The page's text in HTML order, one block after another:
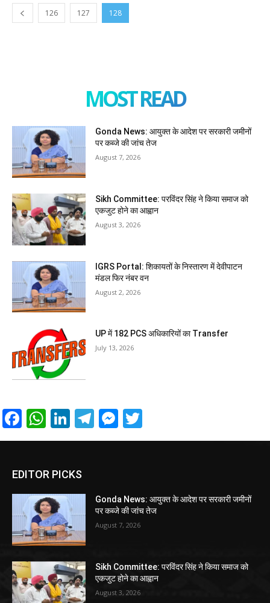
126 127 128
MOST READ
Gonda News: आयुक्त के आदेश पर सरकारी जमीनों
पर कब्जे की जांच तेज
August 7, 2026
Sikh Committee: परविंदर सिंह ने किया समाज को
एकजुट होने का आह्वान
August 3, 2026
IGRS Portal: शिकायतों के निस्तारण में देवीपाटन
मंडल फिर नंबर वन
August 2, 2026
UP में 182 PCS अधिकारियों का Transfer
July 13, 2026
Facebook
WhatsApp
LinkedIn
Telegram
Messenger
EDITOR PICKS
Gonda News: आयुक्त के आदेश पर सरकारी जमीनों
पर कब्जे की जांच तेज
August 7, 2026
Sikh Committee: परविंदर सिंह ने किया समाज को
एकजुट होने का आह्वान
August 3, 2026